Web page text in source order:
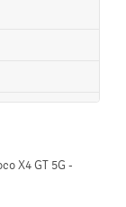
X4 GT 5G -